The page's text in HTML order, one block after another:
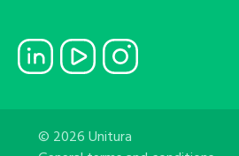
© 2026 Unitura